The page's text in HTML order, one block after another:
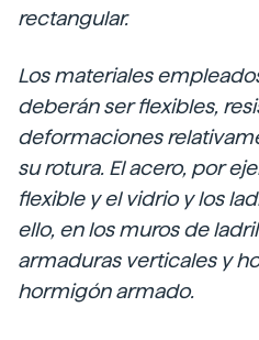
rectangular.
Los materiales
deberán ser flexibles,
deformaciones
su rotura. El acero, por
flexible y el vidrio y los
ello, en los muros de
armaduras verticales y
hormigón armado.